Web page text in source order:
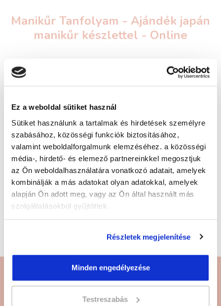
Ez a weboldal sütiket használ
Sütiket használunk a tartalmak és hirdetések személyre
szabásához, közösségi funkciók biztosításához,
valamint weboldalforgalmunk elemzéséhez. a közösségi
média-, hirdető- és elemező partnereinkkel megosztjuk
az Ön weboldalhasználatára vonatkozó adatait, amelyek
kombinálják a más adatokat olyan adatokkal, amelyek
alapján Ön adott meg, vagy az Ön által használt más
szolgáltatásokból gyűjtöttek.
Részletek megjelenítése
Minden engedélyezése
Testreszabás
Manikűr Tanfolyam - Ajándék japán
manikűr készlettel - Online
Képzés típusa:
Szükséges iskolai végzettség:
A keresett tanfolyam megszűnt, de
weboldalunkon rengeteg tanfolyamot találsz!
Online, távoktatásos és levelező képzések várnak
Rád.Kattints és jelentkezz!
Manikűr Tanfolyam - Ajándék japán manikűr